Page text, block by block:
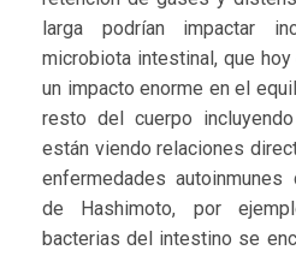
larga podrían impactar
microbiota intestinal, que
un impacto enorme en el
resto del cuerpo
están viendo relaciones
enfermedades
de Hashimoto, por
bacterias del intestino se